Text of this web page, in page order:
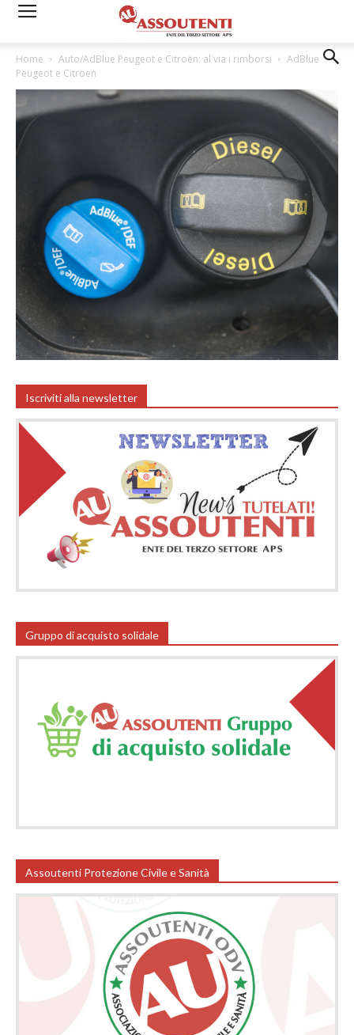
Home Auto/AdBlue Peugeot e Citroën: al via i rimborsi
AdBlue
Peugeot e Citroen
Iscriviti alla newsletter
Gruppo di acquisto solidale
Assoutenti Protezione Civile e Sanità